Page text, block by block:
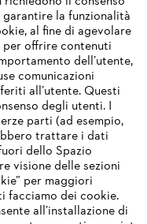
la funzionalità
al fine di agevolare
per offrire contenuti
dell’utente,
comunicazioni
all’utente. Questi
degli utenti. I
parti (ad esempio,
trattare i dati
dello Spazio
visione delle sezioni
per maggiori
facciamo dei cookie.
all’installazione di